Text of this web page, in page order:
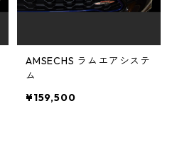
AMSECHS ラムエアシステ
ム
¥159,500